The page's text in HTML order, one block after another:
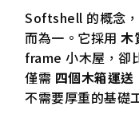
Softshell 的概念
而為一。它採用木
frame 小木屋，卻
僅需 四個木箱運送
不需要厚重的基礎